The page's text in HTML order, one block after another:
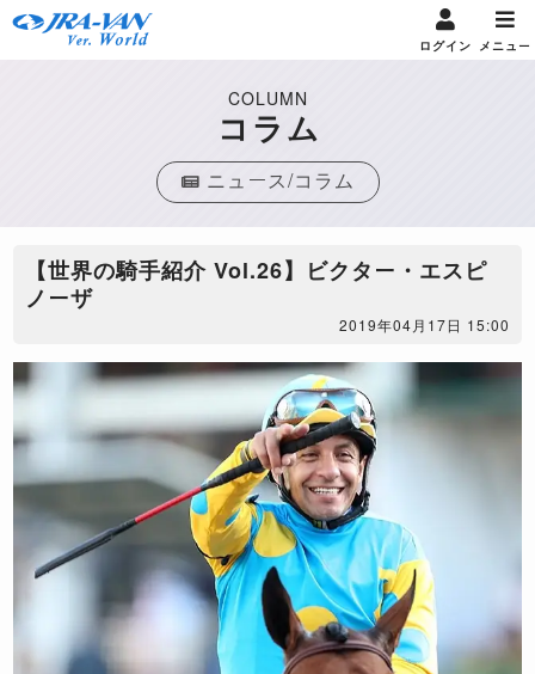
ログイン メニュー
COLUMN
コラム
ニュース/コラム
【世界の騎手紹介 Vol.26】ビクター・エスピ
ノーザ
2019年04月17日 15:00